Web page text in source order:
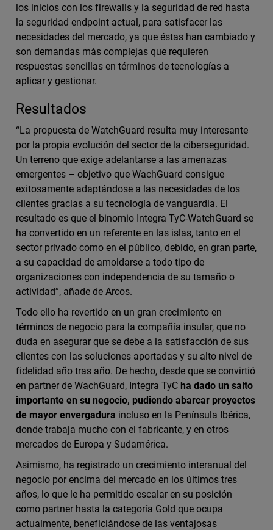
los inicios con los firewalls y la seguridad de red hasta
la seguridad endpoint actual, para satisfacer las
necesidades del mercado, ya que éstas han cambiado y
son demandas más complejas que requieren
respuestas sencillas en términos de tecnologías a
aplicar y gestionar.
Resultados
“La propuesta de WatchGuard resulta muy interesante
por la propia evolución del sector de la ciberseguridad.
Un terreno que exige adelantarse a las amenazas
emergentes – objetivo que WachGuard consigue
exitosamente adaptándose a las necesidades de los
clientes gracias a su tecnología de vanguardia. El
resultado es que el binomio Integra TyC-WatchGuard se
ha convertido en un referente en las islas, tanto en el
sector privado como en el público, debido, en gran parte,
a su capacidad de amoldarse a todo tipo de
organizaciones con independencia de su tamaño o
actividad”, añade de Arcos.
Todo ello ha revertido en un gran crecimiento en
términos de negocio para la compañía insular, que no
duda en asegurar que se debe a la satisfacción de sus
clientes con las soluciones aportadas y su alto nivel de
fidelidad año tras año. De hecho, desde que se convirtió
en partner de WachGuard, Integra TyCha dado un salto
importante en su negocio, pudiendo abarcar proyectos
de mayor envergadura incluso en la Península Ibérica,
donde trabaja mucho con el fabricante, y en otros
mercados de Europa y Sudamérica.
Asimismo, ha registrado un crecimiento interanual del
negocio por encima del mercado en los últimos tres
años, lo que le ha permitido escalar en su posición
como partner hasta la categoría Gold que ocupa
actualmente, beneficiándose de las ventajosas